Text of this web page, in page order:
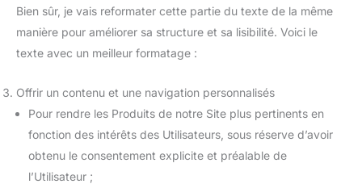
Bien sûr, je vais reformater cette partie du texte de la même
manière pour améliorer sa structure et sa lisibilité. Voici le
texte avec un meilleur formatage :
Offrir un contenu et une navigation personnalisés
Pour rendre les Produits de notre Site plus pertinents en
fonction des intérêts des Utilisateurs, sous réserve d’avoir
obtenu le consentement explicite et préalable de
l’Utilisateur ;